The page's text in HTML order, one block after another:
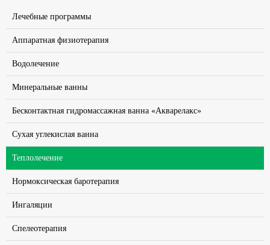
Лечебные программы
Аппаратная физиотерапия
Водолечение
Минеральные ванны
Бесконтактная гидромассажная ванна «Акварелакс»
Сухая углекислая ванна
Теплолечение
Нормоксическая баротерапия
Ингаляции
Спелеотерапия